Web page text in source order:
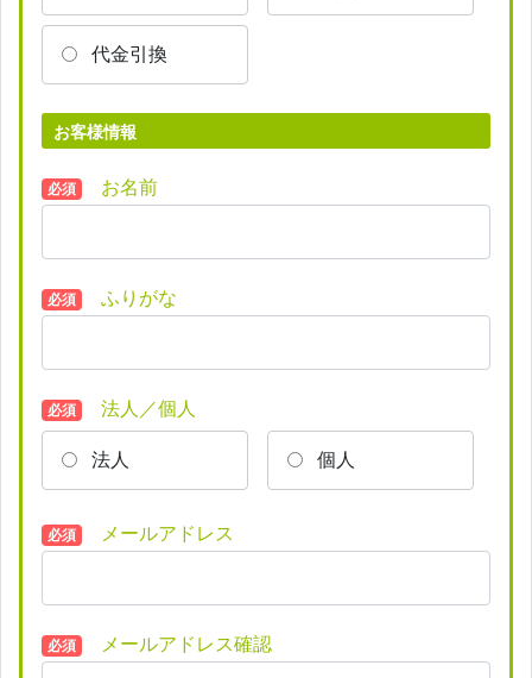
代金引換
お客様情報
必須 お名前
必須 ふりがな
必須 法人／個人
法人
個人
必須 メールアドレス
必須 メールアドレス確認